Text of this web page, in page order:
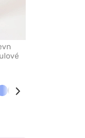
KlasickyNámořnická